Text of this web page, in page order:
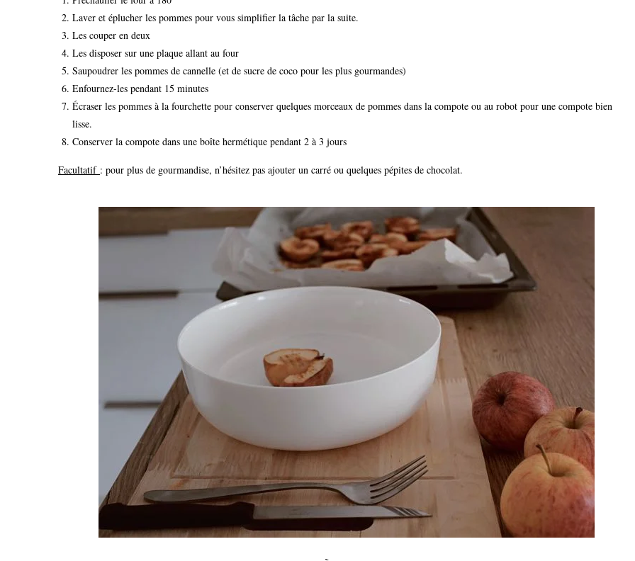
Laver et éplucher les pommes pour vous simplifier la tâche par la suite.
Les couper en deux
Les disposer sur une plaque allant au four
Saupoudrer les pommes de cannelle (et de sucre de coco pour les plus gourmandes)
Enfournez-les pendant 15 minutes
Écraser les pommes à la fourchette pour conserver quelques morceaux de pommes dans la compote ou au robot pour une compote bien
lisse.
Conserver la compote dans une boîte hermétique pendant 2 à 3 jours
Facultatif : pour plus de gourmandise, n’hésitez pas ajouter un carré ou quelques pépites de chocolat.